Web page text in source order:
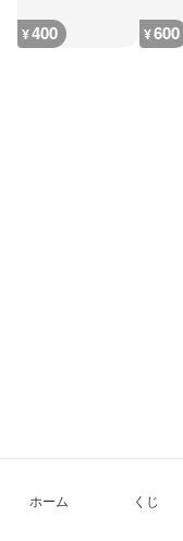
¥400 ¥600
ホーム くじ